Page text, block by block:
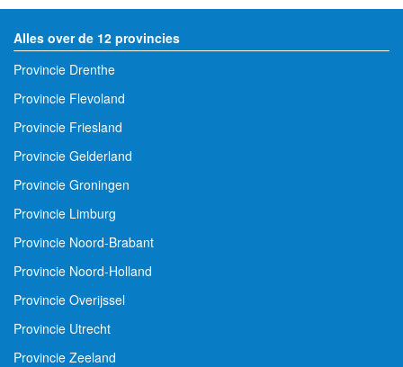
Alles over de 12 provincies
Provincie Drenthe
Provincie Flevoland
Provincie Friesland
Provincie Gelderland
Provincie Groningen
Provincie Limburg
Provincie Noord-Brabant
Provincie Noord-Holland
Provincie Overijssel
Provincie Utrecht
Provincie Zeeland